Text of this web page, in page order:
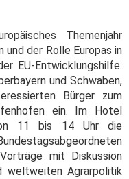
Themenjahr
der Rolle Europas in
EU-Entwicklungshilfe.
und Schwaben,
Bürger zum
ein. Im Hotel
11 bis 14 Uhr die
mit Diskussion
weltweiten Agrarpolitik